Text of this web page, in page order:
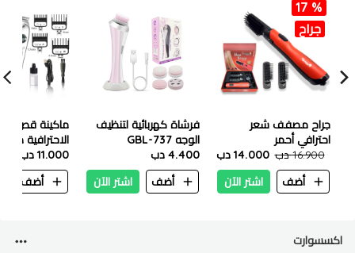
جراح
17 %
جراح مصفف شعر
احترافي أحمر
16.900 دب
14.000 دب
أضف
اشتر الآن
فرشاة كهربائية لتنظيف
الوجه GBL-737
4.400 دب
أضف
اشتر الآن
ماكينة قص
الاحترافية من
RF 1983
11.000 دب
أضف
اكسسوارت